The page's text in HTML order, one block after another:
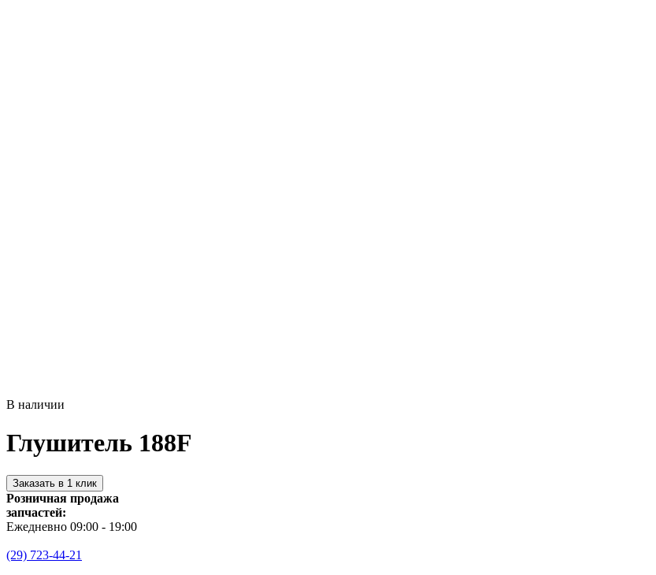
В наличии
Глушитель 188F
Заказать в 1 клик
Розничная продажа
запчастей:
Ежедневно 09:00 - 19:00
(29) 723-44-21